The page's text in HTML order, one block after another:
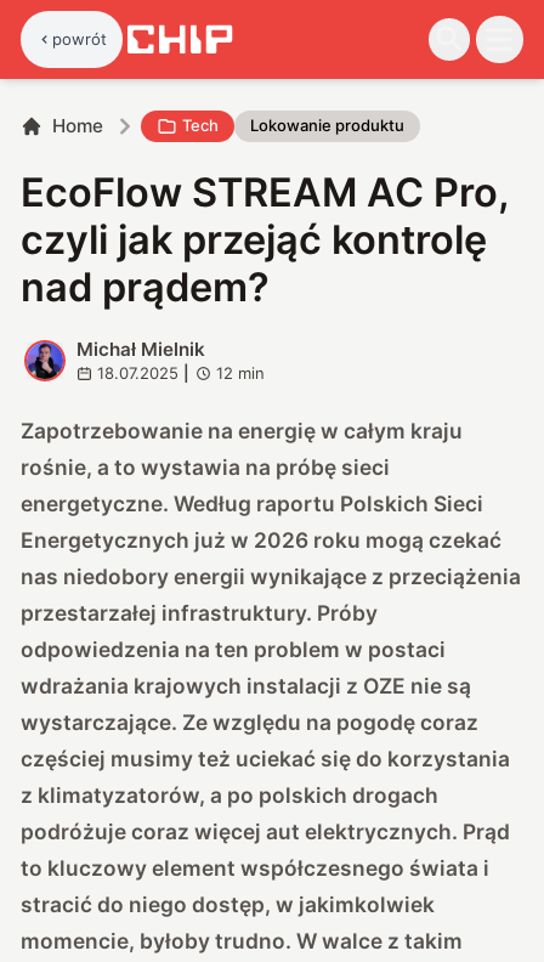
powrót
Home Tech Lokowanie produktu
EcoFlow STREAM AC Pro,
czyli jak przejąć kontrolę
nad prądem?
M
Michał Mielnik
18.07.2025 12 min
Zapotrzebowanie na energię w całym kraju
rośnie, a to wystawia na próbę sieci
energetyczne. Według raportu Polskich Sieci
Energetycznych już w 2026 roku mogą czekać
nas niedobory energii wynikające z przeciążenia
przestarzałej infrastruktury. Próby
odpowiedzenia na ten problem w postaci
wdrażania krajowych instalacji z OZE nie są
wystarczające. Ze względu na pogodę coraz
częściej musimy też uciekać się do korzystania
z klimatyzatorów, a po polskich drogach
podróżuje coraz więcej aut elektrycznych. Prąd
to kluczowy element współczesnego świata i
stracić do niego dostęp, w jakimkolwiek
momencie, byłoby trudno. W walce z takim